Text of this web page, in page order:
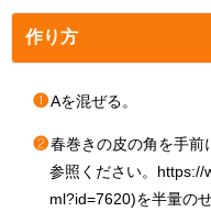
作り方
❶Aを混ぜる。
❷春巻きの皮の角を手前
参照ください。https://
ml?id=7620)を半量の